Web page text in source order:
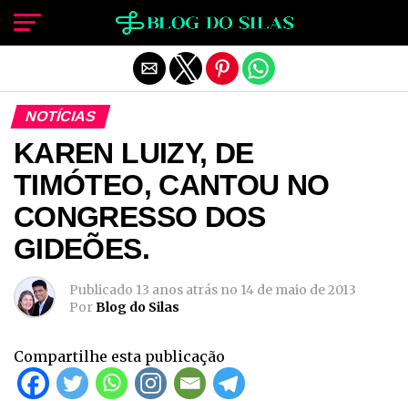
NOTÍCIAS
KAREN LUIZY, DE
TIMÓTEO, CANTOU NO
CONGRESSO DOS
GIDEÕES.
Publicado 13 anos atrás no 14 de maio de 2013
PorBlog do Silas
Compartilhe esta publicação
Sair da versão mobile